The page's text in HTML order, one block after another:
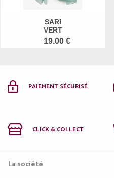
SARI
VERT
19.00 €
PAIEMENT SÉCURISÉ
CLICK & COLLECT
La société